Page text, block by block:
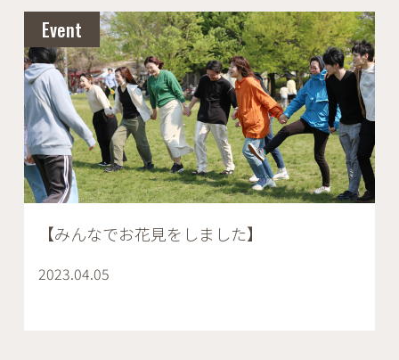
Event
【みんなでお花見をしました】
2023.04.05